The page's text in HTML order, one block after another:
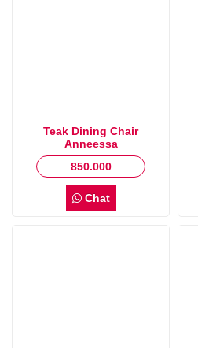
Teak Dining Chair
Anneessa
850.000
Chat